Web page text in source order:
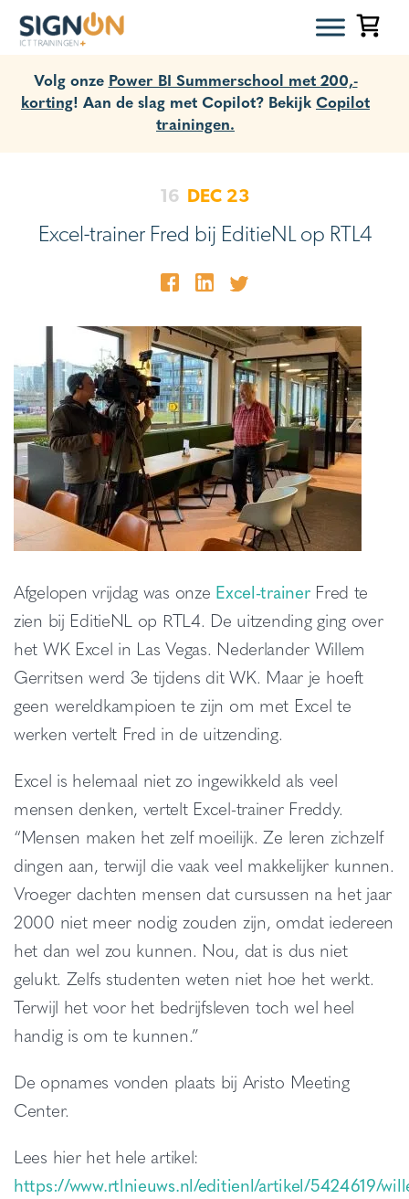
Volg onze Power BI Summerschool met 200,-
korting! Aan de slag met Copilot? Bekijk Copilot
trainingen.
16 DEC 23
Excel-trainer Fred bij EditieNL op RTL4
Afgelopen vrijdag was onze Excel-trainerFred te
zien bij EditieNL op RTL4. De uitzending ging over
het WK Excel in Las Vegas. Nederlander Willem
Gerritsen werd 3e tijdens dit WK. Maar je hoeft
geen wereldkampioen te zijn om met Excel te
werken vertelt Fred in de uitzending.
Excel is helemaal niet zo ingewikkeld als veel
mensen denken, vertelt Excel-trainer Freddy.
“Mensen maken het zelf moeilijk. Ze leren zichzelf
dingen aan, terwijl die vaak veel makkelijker kunnen.
Vroeger dachten mensen dat cursussen na het jaar
2000 niet meer nodig zouden zijn, omdat iedereen
het dan wel zou kunnen. Nou, dat is dus niet
gelukt. Zelfs studenten weten niet hoe het werkt.
Terwijl het voor het bedrijfsleven toch wel heel
handig is om te kunnen.”
De opnames vonden plaats bij Aristo Meeting
Center.
Lees hier het hele artikel:
https://www.rtlnieuws.nl/editienl/artikel/5424619/